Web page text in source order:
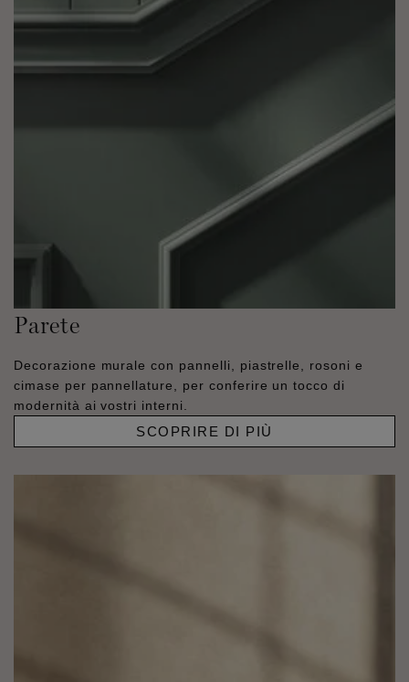
Parete
Decorazione murale con pannelli, piastrelle, rosoni e
cimase per pannellature, per conferire un tocco di
modernità ai vostri interni.
SCOPRIRE DI PIÙ